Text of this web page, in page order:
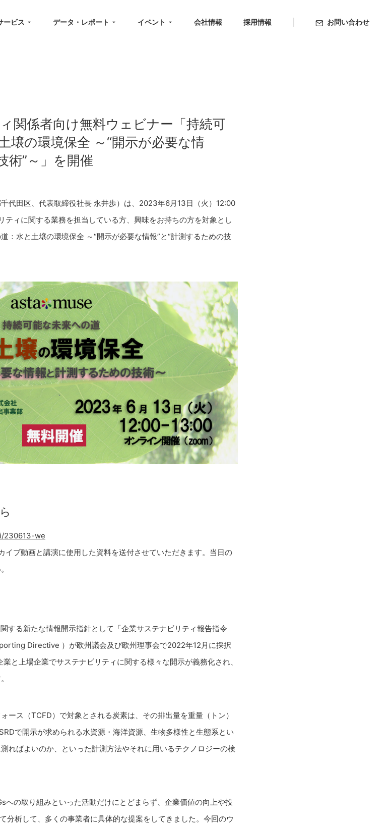
ービス データ・レポート イベント 会社情報 採用情報 お問い合わせ
関係者向け無料ウェビナー「持続可
壌の環境保全 ～“開示が必要な情
術”～」を開催
代田区、代表取締役社長 永井歩）は、2023年6月13日（火）12:00
ティに関する業務を担当している方、興味をお持ちの方を対象とし
：水と土壌の環境保全 ～“開示が必要な情報”と“計測するための技
230613-we
イブ動画と講演に使用した資料を送付させていただきます。当日の
する新たな情報開示指針として「企業サステナビリティ報告指令
Directive ）が欧州議会及び欧州理事会で2022年12月に採択
と上場企業でサステナビリティに関する様々な開示が義務化され、
ース（TCFD）で対象とされる炭素は、その排出量を重量（トン）
で開示が求められる水資源・海洋資源、生物多様性と生態系とい
ればよいのか、といった計測方法やそれに用いるテクノロジーの検
への取り組みといった活動だけにとどまらず、企業価値の向上や投
分析して、多くの事業者に具体的な提案をしてきました。今回のウ